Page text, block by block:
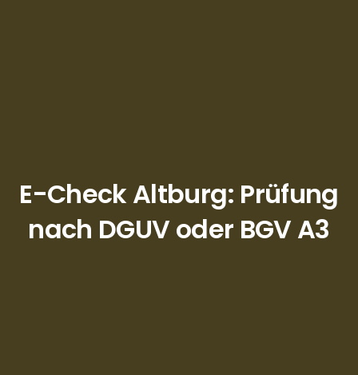
E-Check Altburg: Prüfung
nach DGUV oder BGV A3